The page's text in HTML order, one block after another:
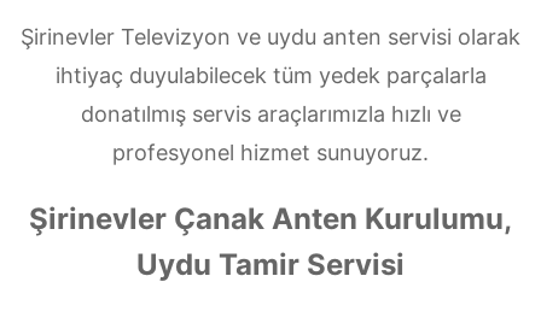
Şirinevler Televizyon ve uydu anten servisi olarak
ihtiyaç duyulabilecek tüm yedek parçalarla
donatılmış servis araçlarımızla hızlı ve
profesyonel hizmet sunuyoruz.
Şirinevler Çanak Anten Kurulumu,
Uydu Tamir Servisi